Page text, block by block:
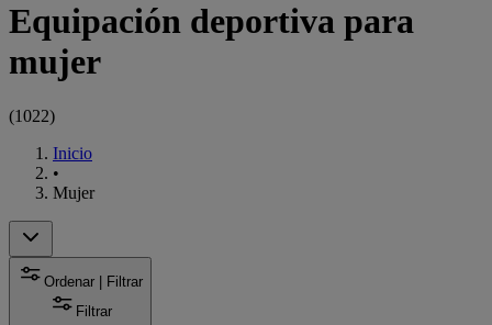
Equipación deportiva para
mujer
(1022)
Inicio
•
Mujer
Ordenar | Filtrar
Filtrar